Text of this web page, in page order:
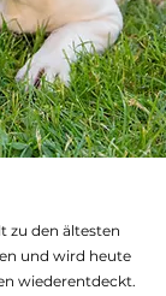
zu den ältesten
und wird heute
wiederentdeckt.